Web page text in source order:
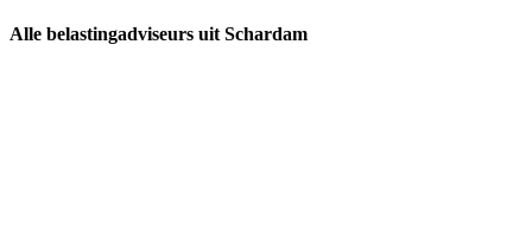
Alle belastingadviseurs uit Schardam